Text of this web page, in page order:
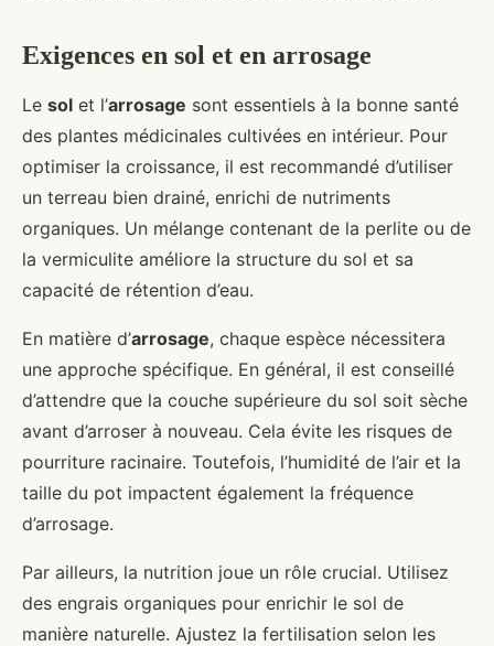
Exigences en sol et en arrosage
Le sol et l’arrosage sont essentiels à la bonne santé
des plantes médicinales cultivées en intérieur. Pour
optimiser la croissance, il est recommandé d’utiliser
un terreau bien drainé, enrichi de nutriments
organiques. Un mélange contenant de la perlite ou de
la vermiculite améliore la structure du sol et sa
capacité de rétention d’eau.
En matière d’arrosage, chaque espèce nécessitera
une approche spécifique. En général, il est conseillé
d’attendre que la couche supérieure du sol soit sèche
avant d’arroser à nouveau. Cela évite les risques de
pourriture racinaire. Toutefois, l’humidité de l’air et la
taille du pot impactent également la fréquence
d’arrosage.
Par ailleurs, la nutrition joue un rôle crucial. Utilisez
des engrais organiques pour enrichir le sol de
manière naturelle. Ajustez la fertilisation selon les